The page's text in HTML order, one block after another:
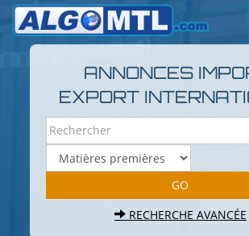
ANNONCES
EXPORT
RECHERCHE AVANCÉE